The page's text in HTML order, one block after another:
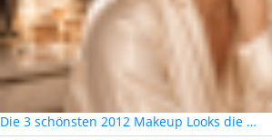
Die 3 schönsten 2012 Makeup Looks die …